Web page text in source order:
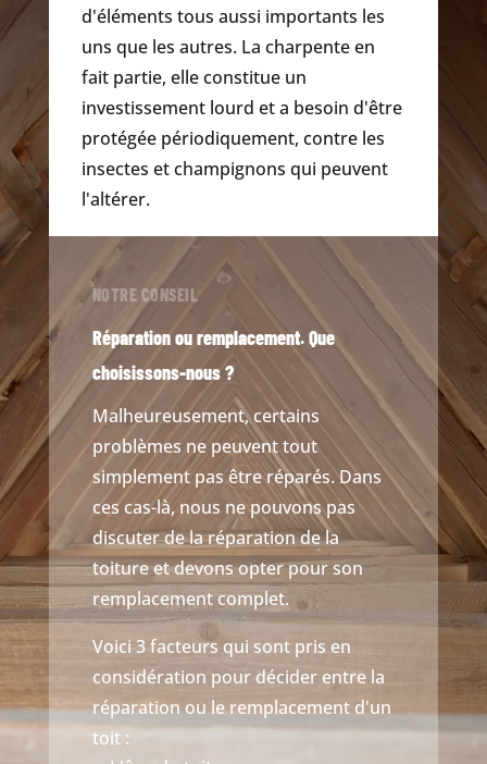
d'éléments tous aussi importants les
uns que les autres. La charpente en
fait partie, elle constitue un
investissement lourd et a besoin d'être
protégée périodiquement, contre les
insectes et champignons qui peuvent
l'altérer.
NOTRE CONSEIL
Réparation ou remplacement. Que
choisissons-nous ?
Malheureusement, certains
problèmes ne peuvent tout
simplement pas être réparés. Dans
ces cas-là, nous ne pouvons pas
discuter de la réparation de la
toiture et devons opter pour son
remplacement complet.
Voici 3 facteurs qui sont pris en
considération pour décider entre la
réparation ou le remplacement d'un
toit :